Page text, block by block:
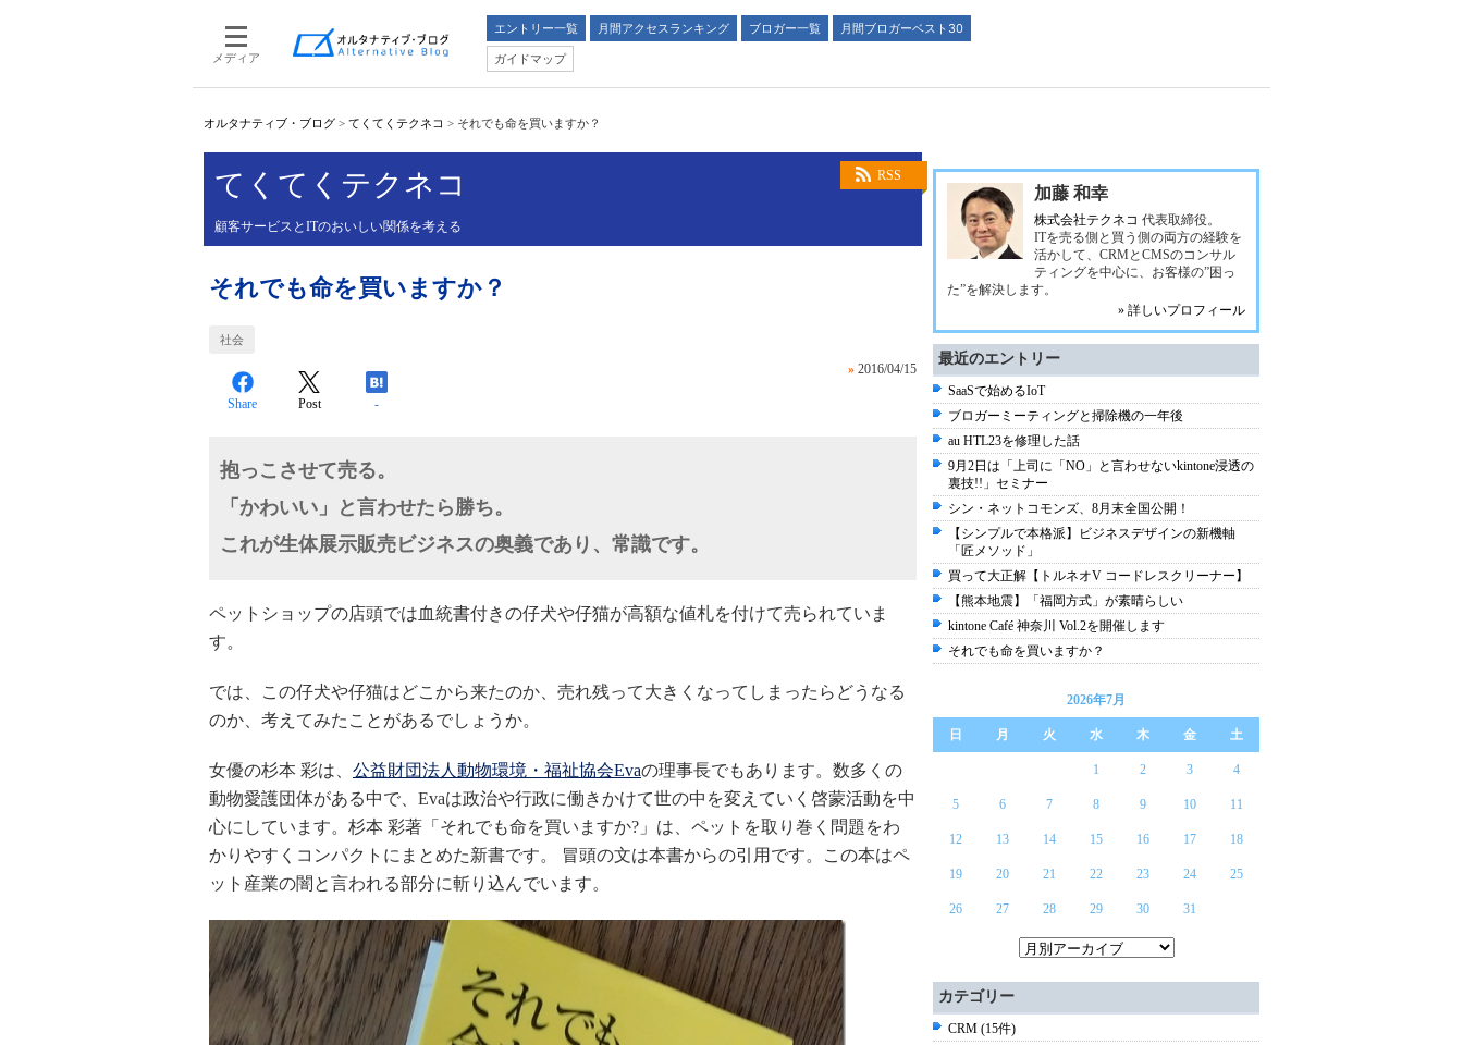
メディア
エントリー一覧 月間アクセスランキング ブロガー一覧
月間ブロガーベスト30
ガイドマップ
オルタナティブ・ブログ > てくてくテクネコ > それでも命を買いますか？
RSS
てくてくテクネコ
顧客サービスとITのおいしい関係を考える
それでも命を買いますか？
社会
» 2016/04/15
Share Post -
抱っこさせて売る。
「かわいい」と言わせたら勝ち。
これが生体展示販売ビジネスの奥義であり、常識です。
ペットショップの店頭では血統書付きの仔犬や仔猫が高額な値札を付けて売られていま
す。
では、この仔犬や仔猫はどこから来たのか、売れ残って大きくなってしまったらどうなる
のか、考えてみたことがあるでしょうか。
女優の杉本 彩は、 公益財団法人動物環境・福祉協会Evaの理事長でもあります。数多くの
動物愛護団体がある中で、Evaは政治や行政に働きかけて世の中を変えていく啓蒙活動を中
心にしています。杉本 彩著「それでも命を買いますか?」は、ペットを取り巻く問題をわ
かりやすくコンパクトにまとめた新書です。 冒頭の文は本書からの引用です。この本はペ
ット産業の闇と言われる部分に斬り込んでいます。
加藤 和幸
株式会社テクネコ 代表取締役。
ITを売る側と買う側の両方の経験を
活かして、CRMとCMSのコンサル
ティングを中心に、お客様の”困っ
た”を解決します。
» 詳しいプロフィール
最近のエントリー
SaaSで始めるIoT
ブロガーミーティングと掃除機の一年後
au HTL23を修理した話
9月2日は「上司に「NO」と言わせないkintone浸透の
裏技!!」セミナー
シン・ネットコモンズ、8月末全国公開！
【シンプルで本格派】ビジネスデザインの新機軸
「匠メソッド」
買って大正解【トルネオV コードレスクリーナー】
【熊本地震】「福岡方式」が素晴らしい
kintone Café 神奈川 Vol.2を開催します
それでも命を買いますか？
2026年7月
日 月 火 水 木 金 土
1 2 3 4
5 6 7 8 9 10 11
12 13 14 15 16 17 18
19 20 21 22 23 24 25
26 27 28 29 30 31
カテゴリー
CRM (15件)